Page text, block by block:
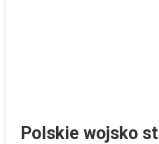
Polskie wojsko